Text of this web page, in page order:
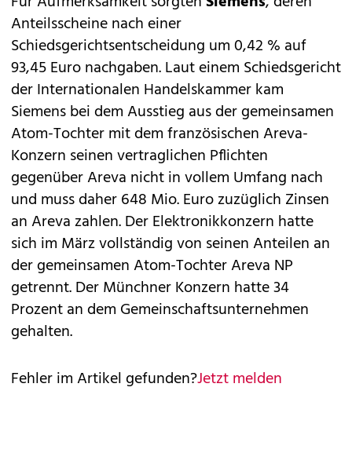
Anteilsscheine nach einer
Schiedsgerichtsentscheidung um 0,42 % auf
93,45 Euro nachgaben. Laut einem Schiedsgericht
der Internationalen Handelskammer kam
Siemens bei dem Ausstieg aus der gemeinsamen
Atom-Tochter mit dem französischen Areva-
Konzern seinen vertraglichen Pflichten
gegenüber Areva nicht in vollem Umfang nach
und muss daher 648 Mio. Euro zuzüglich Zinsen
an Areva zahlen. Der Elektronikkonzern hatte
sich im März vollständig von seinen Anteilen an
der gemeinsamen Atom-Tochter Areva NP
getrennt. Der Münchner Konzern hatte 34
Prozent an dem Gemeinschaftsunternehmen
gehalten.
Fehler im Artikel gefunden?Jetzt melden